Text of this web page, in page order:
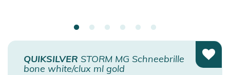
QUIKSILVER STORM MG Schneebrille
bone white/clux ml gold